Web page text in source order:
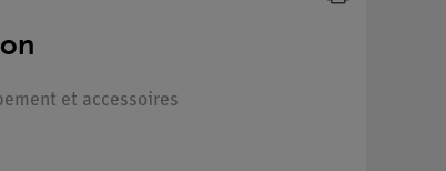
et accessoires